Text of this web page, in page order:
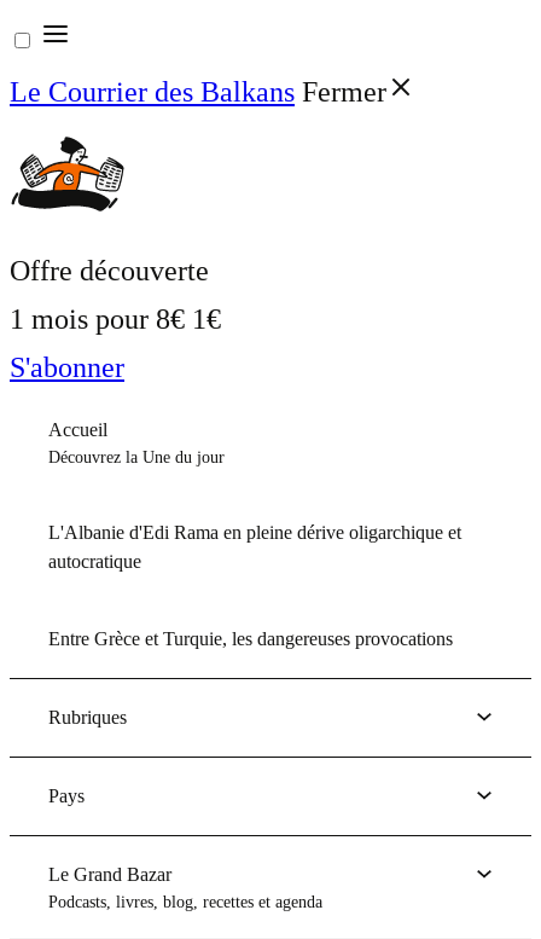
Aller
au
contenu
Le Courrier des Balkans Fermer
Offre découverte
1 mois pour 8€ 1€
S'abonner
Accueil
Découvrez la Une du jour
L'Albanie d'Edi Rama en pleine dérive oligarchique et
autocratique
Entre Grèce et Turquie, les dangereuses provocations
Rubriques
Pays
Le Grand Bazar
Podcasts, livres, blog, recettes et agenda